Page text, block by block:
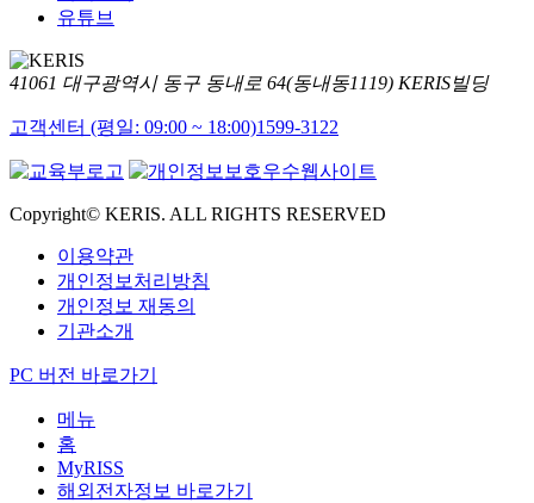
유튜브
41061 대구광역시 동구 동내로 64(동내동1119) KERIS빌딩
고객센터 (평일: 09:00 ~ 18:00)1599-3122
Copyright© KERIS. ALL RIGHTS RESERVED
이용약관
개인정보처리방침
개인정보 재동의
기관소개
PC 버전 바로가기
메뉴
홈
MyRISS
해외전자정보 바로가기